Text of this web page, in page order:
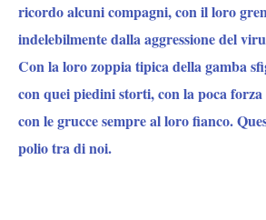
ricordo alcuni compagni, con il loro
indelebilmente dalla aggressione del
Con la loro zoppia tipica della gamba
con quei piedini storti, con la poca
con le grucce sempre al loro fianco.
polio tra di noi.